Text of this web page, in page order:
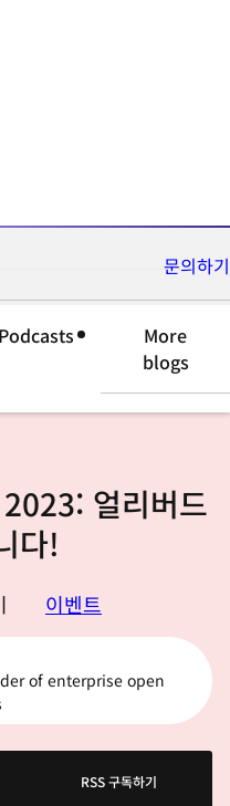
문의하기
Podcasts
More
blogs
얼리버드
다!
이벤트
of enterprise open
RSS 구독하기